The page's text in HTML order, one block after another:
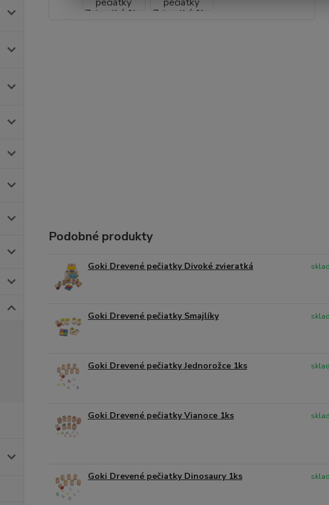
Podobné produkty
Goki Drevené pečiatky Divoké zvieratká
Goki Drevené pečiatky Smajlíky
Goki Drevené pečiatky Jednorožce 1ks
Goki Drevené pečiatky Vianoce 1ks
Goki Drevené pečiatky Dinosaury 1ks